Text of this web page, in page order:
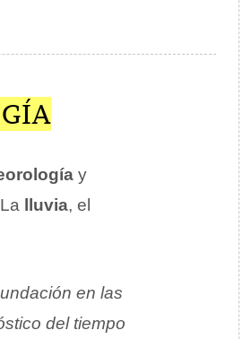
y
lluvia, el
en las
del tiempo